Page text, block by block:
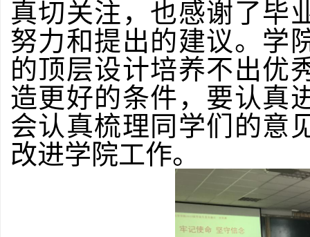
真切关注，也感谢了毕
努力和提出的建议。学
的顶层设计培养不出优
造更好的条件，要认真
会认真梳理同学们的意
改进学院工作。